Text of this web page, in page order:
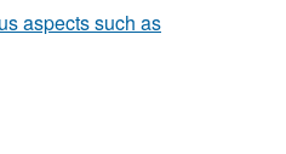
aspects such as